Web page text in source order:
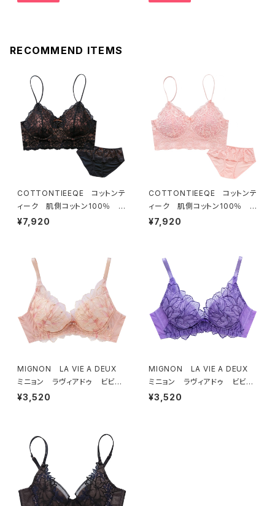
RECOMMEND ITEMS
COTTONTIEEQE コットンテ
ィーク 肌側コットン100％ ソ
フトブラ ＆ ショーツセット（ブラ
¥7,920
COTTONTIEEQE コットンテ
ィーク 肌側コットン100％ ソ
フトブラ ＆ ショーツセット（ピー
¥7,920
MIGNON LA VIE A DEUX
ミニョン ラヴィアドゥ ビビア
ーナ ブラジャー（ピーチ）M20
¥3,520
MIGNON LA VIE A DEUX
ミニョン ラヴィアドゥ ビビア
ーナ ブラジャー（ヴィオレッタ）
¥3,520